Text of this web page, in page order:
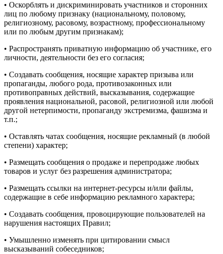
• Оскорблять и дискриминировать участников и сторонних
лиц по любому признаку (национальному, половому,
религиозному, расовому, возрастному, профессиональному
или по любым другим признакам);
• Распространять приватную информацию об участнике, его
личности, деятельности без его согласия;
• Создавать сообщения, носящие характер призыва или
пропаганды, любого рода, противозаконных или
противоправных действий, высказывания, содержащие
проявления национальной, расовой, религиозной или любой
другой нетерпимости, пропаганду экстремизма, фашизма и
т.п.;
• Оставлять чатах сообщения, носящие рекламный (в любой
степени) характер;
• Размещать сообщения о продаже и перепродаже любых
товаров и услуг без разрешения администратора;
• Размещать ссылки на интернет-ресурсы и/или файлы,
содержащие в себе информацию рекламного характера;
• Создавать сообщения, провоцирующие пользователей на
нарушения настоящих Правил;
• Умышленно изменять при цитировании смысл
высказываний собеседников;